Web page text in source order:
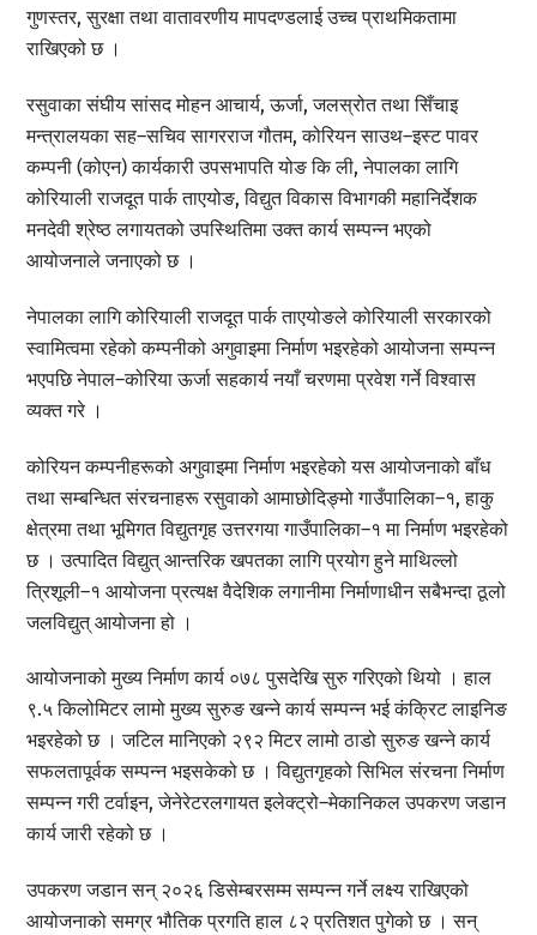
गुणस्तर, सुरक्षा तथा वातावरणीय मापदण्डलाई उच्च प्राथमिकतामा
राखिएको छ ।
रसुवाका संघीय सांसद मोहन आचार्य, ऊर्जा, जलस्रोत तथा सिँचाइ
मन्त्रालयका सह–सचिव सागरराज गौतम, कोरियन साउथ–इस्ट पावर
कम्पनी (कोएन) कार्यकारी उपसभापति योङ कि ली, नेपालका लागि
कोरियाली राजदूत पार्क ताएयोङ, विद्युत विकास विभागकी महानिर्देशक
मनदेवी श्रेष्ठ लगायतको उपस्थितिमा उक्त कार्य सम्पन्न भएको
आयोजनाले जनाएको छ ।
नेपालका लागि कोरियाली राजदूत पार्क ताएयोङले कोरियाली सरकारको
स्वामित्वमा रहेको कम्पनीको अगुवाइमा निर्माण भइरहेको आयोजना सम्पन्न
भएपछि नेपाल–कोरिया ऊर्जा सहकार्य नयाँ चरणमा प्रवेश गर्ने विश्वास
व्यक्त गरे ।
कोरियन कम्पनीहरूको अगुवाइमा निर्माण भइरहेको यस आयोजनाको बाँध
तथा सम्बन्धित संरचनाहरू रसुवाको आमाछोदिङ्मो गाउँपालिका–१, हाकु
क्षेत्रमा तथा भूमिगत विद्युतगृह उत्तरगया गाउँपालिका–१ मा निर्माण भइरहेको
छ । उत्पादित विद्युत् आन्तरिक खपतका लागि प्रयोग हुने माथिल्लो
त्रिशूली–१ आयोजना प्रत्यक्ष वैदेशिक लगानीमा निर्माणाधीन सबैभन्दा ठूलो
जलविद्युत् आयोजना हो ।
आयोजनाको मुख्य निर्माण कार्य ०७८ पुसदेखि सुरु गरिएको थियो । हाल
९.५ किलोमिटर लामो मुख्य सुरुङ खन्ने कार्य सम्पन्न भई कंक्रिट लाइनिङ
भइरहेको छ । जटिल मानिएको २९२ मिटर लामो ठाडो सुरुङ खन्ने कार्य
सफलतापूर्वक सम्पन्न भइसकेको छ । विद्युतगृहको सिभिल संरचना निर्माण
सम्पन्न गरी टर्वाइन, जेनेरेटरलगायत इलेक्ट्रो–मेकानिकल उपकरण जडान
कार्य जारी रहेको छ ।
उपकरण जडान सन् २०२६ डिसेम्बरसम्म सम्पन्न गर्ने लक्ष्य राखिएको
आयोजनाको समग्र भौतिक प्रगति हाल ८२ प्रतिशत पुगेको छ । सन्